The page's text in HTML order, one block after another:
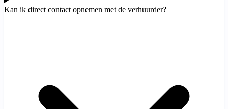
Kan ik direct contact opnemen met de verhuurder?